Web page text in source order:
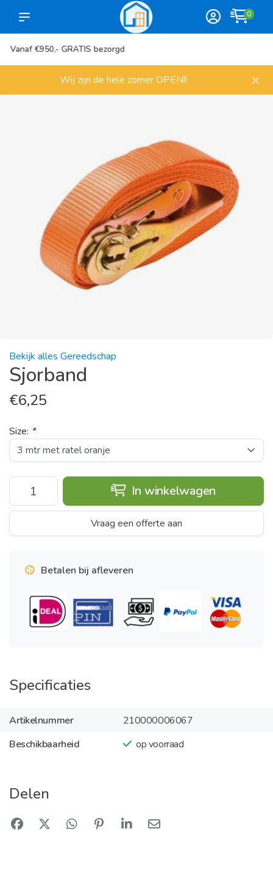
0
Meer dan 1000 artikelen
Wij zijn de hele zomer OPEN!! ×
Bekijk alles Gereedschap
Sjorband
€6,25
Size: *
In winkelwagen
Vraag een offerte aan
Betalen bij afleveren
Specificaties
Artikelnummer
210000006067
Beschikbaarheid
op voorraad
Delen